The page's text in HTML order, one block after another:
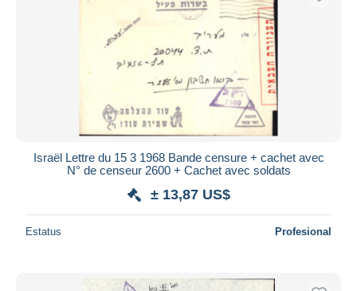
Israël Lettre du 15 3 1968 Bande censure + cachet avec
N° de censeur 2600 + Cachet avec soldats
± 13,87 US$
Estatus Profesional